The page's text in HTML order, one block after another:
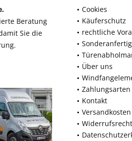
Beratung
Sie die
Cookies
Käuferschutz
rechtliche
Über uns
Zahlungsarten
Kontakt
Versandkosten
Widerrufsrecht